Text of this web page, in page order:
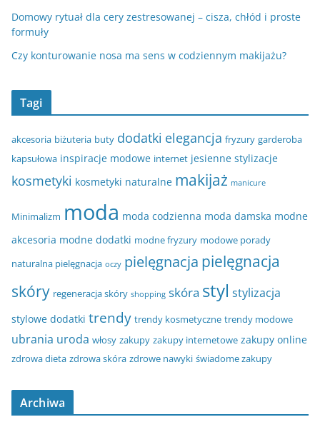
Domowy rytuał dla cery zestresowanej – cisza, chłód i proste
formuły
Czy konturowanie nosa ma sens w codziennym makijażu?
Tagi
akcesoria biżuteria buty dodatki elegancja fryzury garderoba
kapsułowa inspiracje modowe internet jesienne stylizacje
kosmetyki kosmetyki naturalne makijaż manicure
Minimalizm moda moda codzienna moda damska modne
akcesoria modne dodatki modne fryzury modowe porady
naturalna pielęgnacja oczy pielęgnacja pielęgnacja
skóry regeneracja skóry shopping skóra styl stylizacja
stylowe dodatki trendy trendy kosmetyczne trendy modowe
ubrania uroda włosy zakupy zakupy internetowe zakupy online
zdrowa dieta zdrowa skóra zdrowe nawyki świadome zakupy
Archiwa